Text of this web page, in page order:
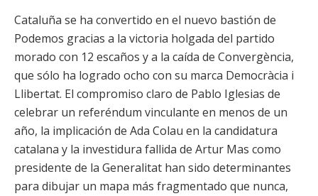
Cataluña se ha convertido en el nuevo bastión de
Podemos gracias a la victoria holgada del partido
morado con 12 escaños y a la caída de Convergència,
que sólo ha logrado ocho con su marca Democràcia i
Llibertat. El compromiso claro de Pablo Iglesias de
celebrar un referéndum vinculante en menos de un
año, la implicación de Ada Colau en la candidatura
catalana y la investidura fallida de Artur Mas como
presidente de la Generalitat han sido determinantes
para dibujar un mapa más fragmentado que nunca,